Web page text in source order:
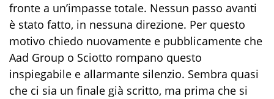
fronte a un’impasse totale. Nessun passo avanti
è stato fatto, in nessuna direzione. Per questo
motivo chiedo nuovamente e pubblicamente che
Aad Group o Sciotto rompano questo
inspiegabile e allarmante silenzio. Sembra quasi
che ci sia un finale già scritto, ma prima che si